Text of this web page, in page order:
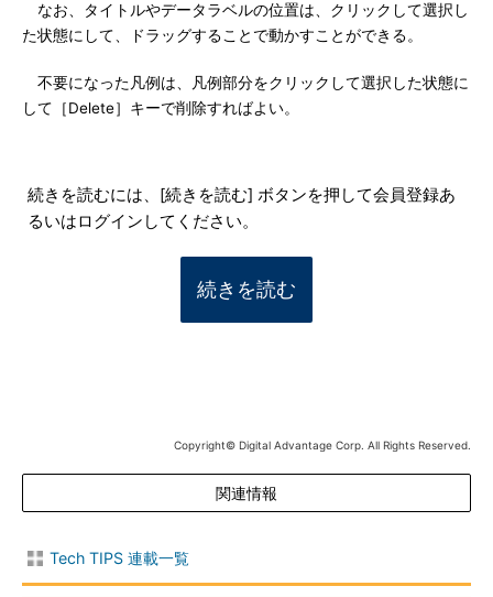
なお、タイトルやデータラベルの位置は、クリックして選択し
た状態にして、ドラッグすることで動かすことができる。
不要になった凡例は、凡例部分をクリックして選択した状態に
して［Delete］キーで削除すればよい。
続きを読むには、[続きを読む] ボタンを押して会員登録あ
るいはログインしてください。
続きを読む
Copyright© Digital Advantage Corp. All Rights Reserved.
関連情報
Tech TIPS 連載一覧